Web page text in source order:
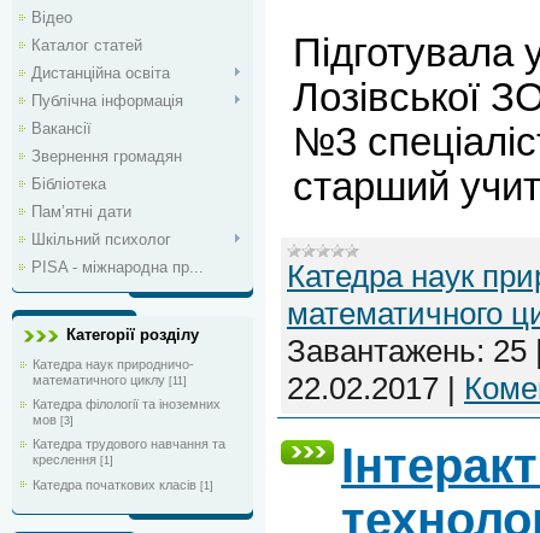
Відео
Каталог статей
Дистанційна освіта
Публічна інформація
Вакансії
Звернення громадян
Бібліотека
Пам’ятні дати
Шкільний психолог
PISA - міжнародна пр...
Категорії розділу
Катедра наук природничо-
математичного циклу [11]
Катедра філології та іноземних
мов [3]
Катедра трудового навчання та
креслення [1]
Катедра початкових класів [1]
Підготувала
Лозівської
№3
старший
Катедра наук
математичного
Завантажень: 25
22.02.2017 |